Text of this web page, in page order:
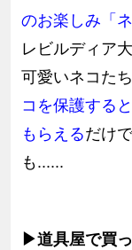
のお楽しみ「
レビルディア
可愛いネコた
コを保護する
もらえるだけ
も......
▶道具屋で買